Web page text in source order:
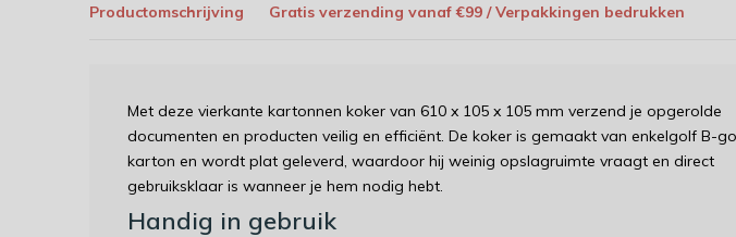
Productomschrijving Gratis verzending vanaf €99 / Verpakkingen bedrukken
Met deze vierkante kartonnen koker van 610 x 105 x 105 mm verzend je opgerolde
documenten en producten veilig en efficiënt. De koker is gemaakt van enkelgolf B-
karton en wordt plat geleverd, waardoor hij weinig opslagruimte vraagt en direct
gebruiksklaar is wanneer je hem nodig hebt.
Handig in gebruik